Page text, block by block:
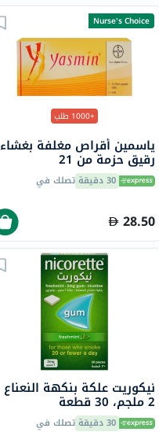
Nurse's Choice
+1000 طلب
ياسمين أقراص مغلفة بغشاء
رقيق حزمة من 21
30 دقيقة تصلك في
28.50
نيكوريت علكة بنكهة النعناع
2 ملجم، 30 قطعة
30 دقيقة تصلك في